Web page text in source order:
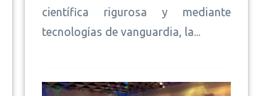
científica rigurosa y mediante
tecnologías de vanguardia, la...